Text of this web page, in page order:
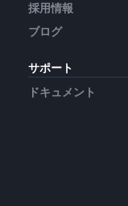
採用情報
ブログ
サポート
ドキュメント